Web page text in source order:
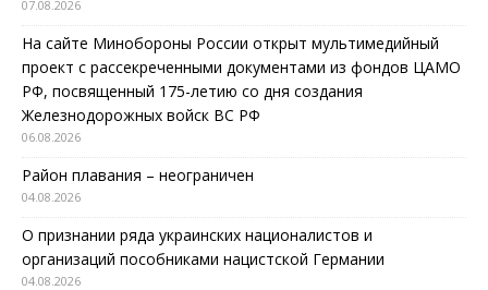
07.08.2026
На сайте Минобороны России открыт мультимедийный
проект с рассекреченными документами из фондов ЦАМО
РФ, посвященный 175-летию со дня создания
Железнодорожных войск ВС РФ
06.08.2026
Район плавания – неограничен
04.08.2026
О признании ряда украинских националистов и
организаций пособниками нацистской Германии
04.08.2026